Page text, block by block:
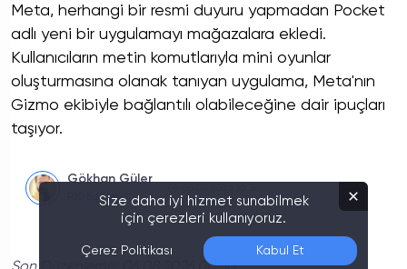
Meta, herhangi bir resmi duyuru yapmadan Pocket
adlı yeni bir uygulamayı mağazalara ekledi.
Kullanıcıların metin komutlarıyla mini oyunlar
oluşturmasına olanak tanıyan uygulama, Meta'nın
Gizmo ekibiyle bağlantılı olabileceğine dair ipuçları
taşıyor.
Gökhan Güler
R10 EditörüSize daha iyi hizmet sunabilmek
için çerezleri kullanıyoruz.
Çerez Politikası Kabul Et